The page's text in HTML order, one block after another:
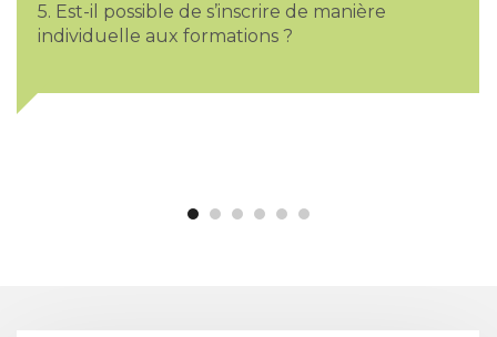
5. Est-il possible de s’inscrire de manière
individuelle aux formations ?